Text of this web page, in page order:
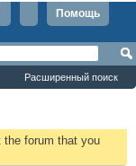
Помощь
Расширенный поиск
the forum that you